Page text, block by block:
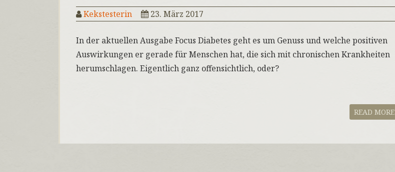
Kekstesterin 23. März 2017
In der aktuellen Ausgabe Focus Diabetes geht es um Genuss und welche positiven
Auswirkungen er gerade für Menschen hat, die sich mit chronischen Krankheiten
herumschlagen. Eigentlich ganz offensichtlich, oder?
READ MORE